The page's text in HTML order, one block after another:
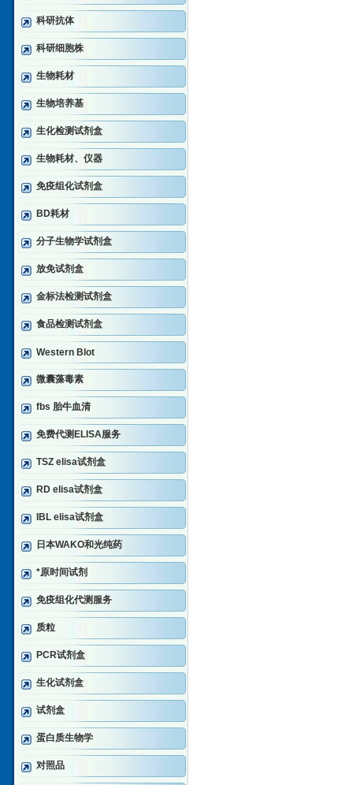
科研抗体
科研细胞株
生物耗材
生物培养基
生化检测试剂盒
生物耗材、仪器
免疫组化试剂盒
BD耗材
分子生物学试剂盒
放免试剂盒
金标法检测试剂盒
食品检测试剂盒
Western Blot
微囊藻毒素
fbs 胎牛血清
免费代测ELISA服务
TSZ elisa试剂盒
RD elisa试剂盒
IBL elisa试剂盒
日本WAKO和光纯药
*原时间试剂
免疫组化代测服务
质粒
PCR试剂盒
生化试剂盒
试剂盒
蛋白质生物学
对照品